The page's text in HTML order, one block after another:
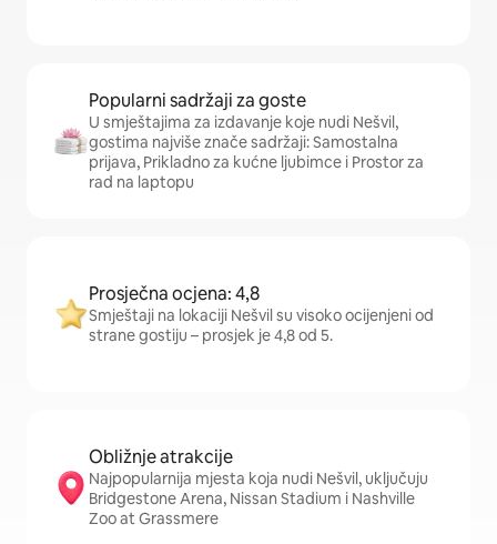
Popularni sadržaji za goste
U smještajima za izdavanje koje nudi Nešvil,
gostima najviše znače sadržaji: Samostalna
prijava, Prikladno za kućne ljubimce i Prostor za
rad na laptopu
Prosječna ocjena: 4,8
Smještaji na lokaciji Nešvil su visoko ocijenjeni od
strane gostiju – prosjek je 4,8 od 5.
Obližnje atrakcije
Najpopularnija mjesta koja nudi Nešvil, uključuju
Bridgestone Arena, Nissan Stadium i Nashville
Zoo at Grassmere